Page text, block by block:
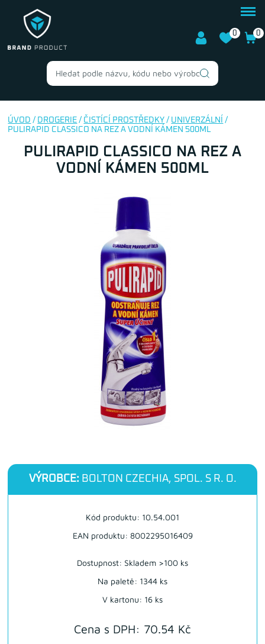
0 0
ÚVOD / DROGERIE / ČISTÍCÍ PROSTŘEDKY / UNIVERZÁLNÍ
/
PULIRAPID CLASSICO NA REZ A VODNÍ KÁMEN 500ML
PULIRAPID CLASSICO NA REZ A
VODNÍ KÁMEN 500ML
VÝROBCE: BOLTON CZECHIA, SPOL. S R. O.
Cena s DPH: 70.54 Kč
Kód produktu: 10.54.001
EAN produktu: 8002295016409
Dostupnost: Skladem >100 ks
Na paletě: 1344 ks
V kartonu: 16 ks